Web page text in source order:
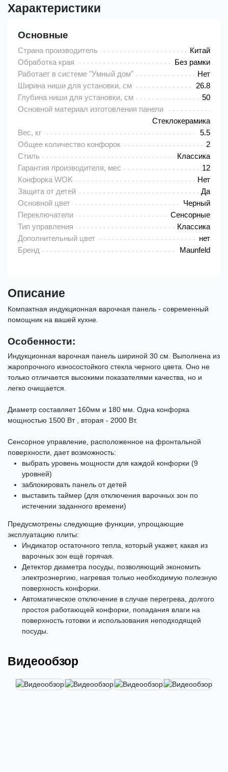
Характеристики
Основные
Страна производитель
Китай
Обработка края
Без рамки
Работает в системе "Умный дом"
Нет
Ширина ниши для установки, см
26.8
Глубина ниши для установки, см
50
Основной материал изготовления панели
Cтеклокерамика
Вес, кг
5.5
Общее количество конфорок
2
Стиль
Классика
Гарантия производителя, мес
12
Конфорка WOK
Нет
Защита от детей
Да
Основной цвет
Черный
Переключатели
Сенсорные
Тип управления
Классика
Дополнительный цвет
нет
Бренд
Maunfeld
Описание
Компактная индукционная варочная панель - современный
помощник на вашей кухне.
Особенности:
Индукционная варочная панель шириной 30 см. Выполнена из
жаропрочного износостойкого стекла черного цвета. Оно не
только отличается высокими показателями качества, но и
легко очищается.
Диаметр составляет 160мм и 180 мм. Одна конфорка
мощностью 1500 Вт , вторая - 2000 Вт.
Сенсорное управление, расположенное на фронтальной
поверхности, дает возможность:
выбрать уровень мощности для каждой конфорки (9
уровней)
заблокировать панель от детей
выставить таймер (для отключения варочных зон по
истечении заданного времени)
Предусмотрены следующие функции, упрощающие
эксплуатацию плиты:
Индикатор остаточного тепла, который укажет, какая из
варочных зон ещё горячая.
Детектор диаметра посуды, позволяющий экономить
электроэнергию, нагревая только необходимую полезную
поверхность конфорки.
Автоматическое отключение в случае перегрева, долгого
простоя работающей конфорки, попадания влаги на
поверхность готовки и использования неподходящей
посуды.
Видеообзор